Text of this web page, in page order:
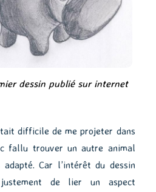
dessin publié sur internet
difficile de me projeter dans
fallu trouver un autre animal
Car l’intérêt du dessin
justement de lier un aspect